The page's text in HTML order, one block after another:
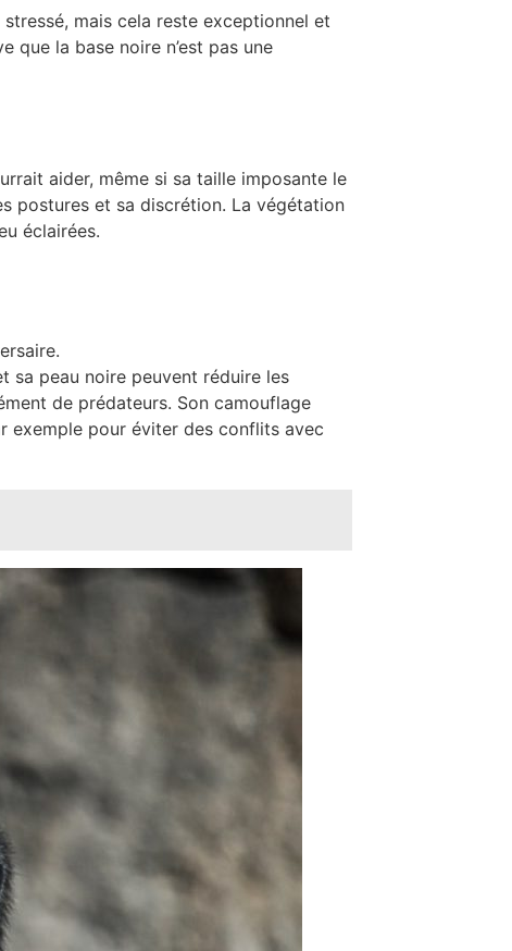
mais cela reste exceptionnel et
que la base noire n’est pas une
aider, même si sa taille imposante le
postures et sa discrétion. La végétation
éclairées.
sa peau noire peuvent réduire les
de prédateurs. Son camouflage
exemple pour éviter des conflits avec